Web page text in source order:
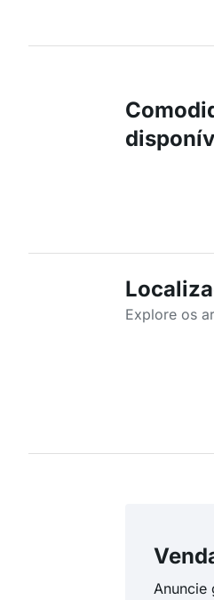
Explore os
Anuncie